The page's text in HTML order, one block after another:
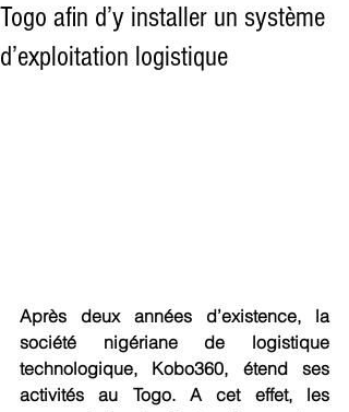
Togo afin d’y installer un système
d’exploitation logistique
Après deux années d’existence, la
société nigériane de logistique
technologique, Kobo360, étend ses
activités au Togo. A cet effet, les